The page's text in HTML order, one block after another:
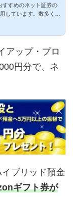
すすめのネット証券の
しています。数多くの
アップ・プロ
円分で、ネ
ブリッド預金
ギフト券が